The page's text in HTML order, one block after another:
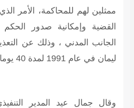
ممثلين لهم للمحاكمة، الأمر
القضية وإمكانية صدور
الجانب المدني ، وذلك عن
ليمان في عام 1991 لمدة 40 يوما .
وقال جمال عيد المدير